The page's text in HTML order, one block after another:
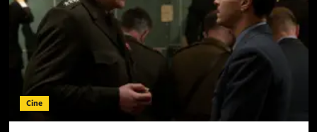
Cine